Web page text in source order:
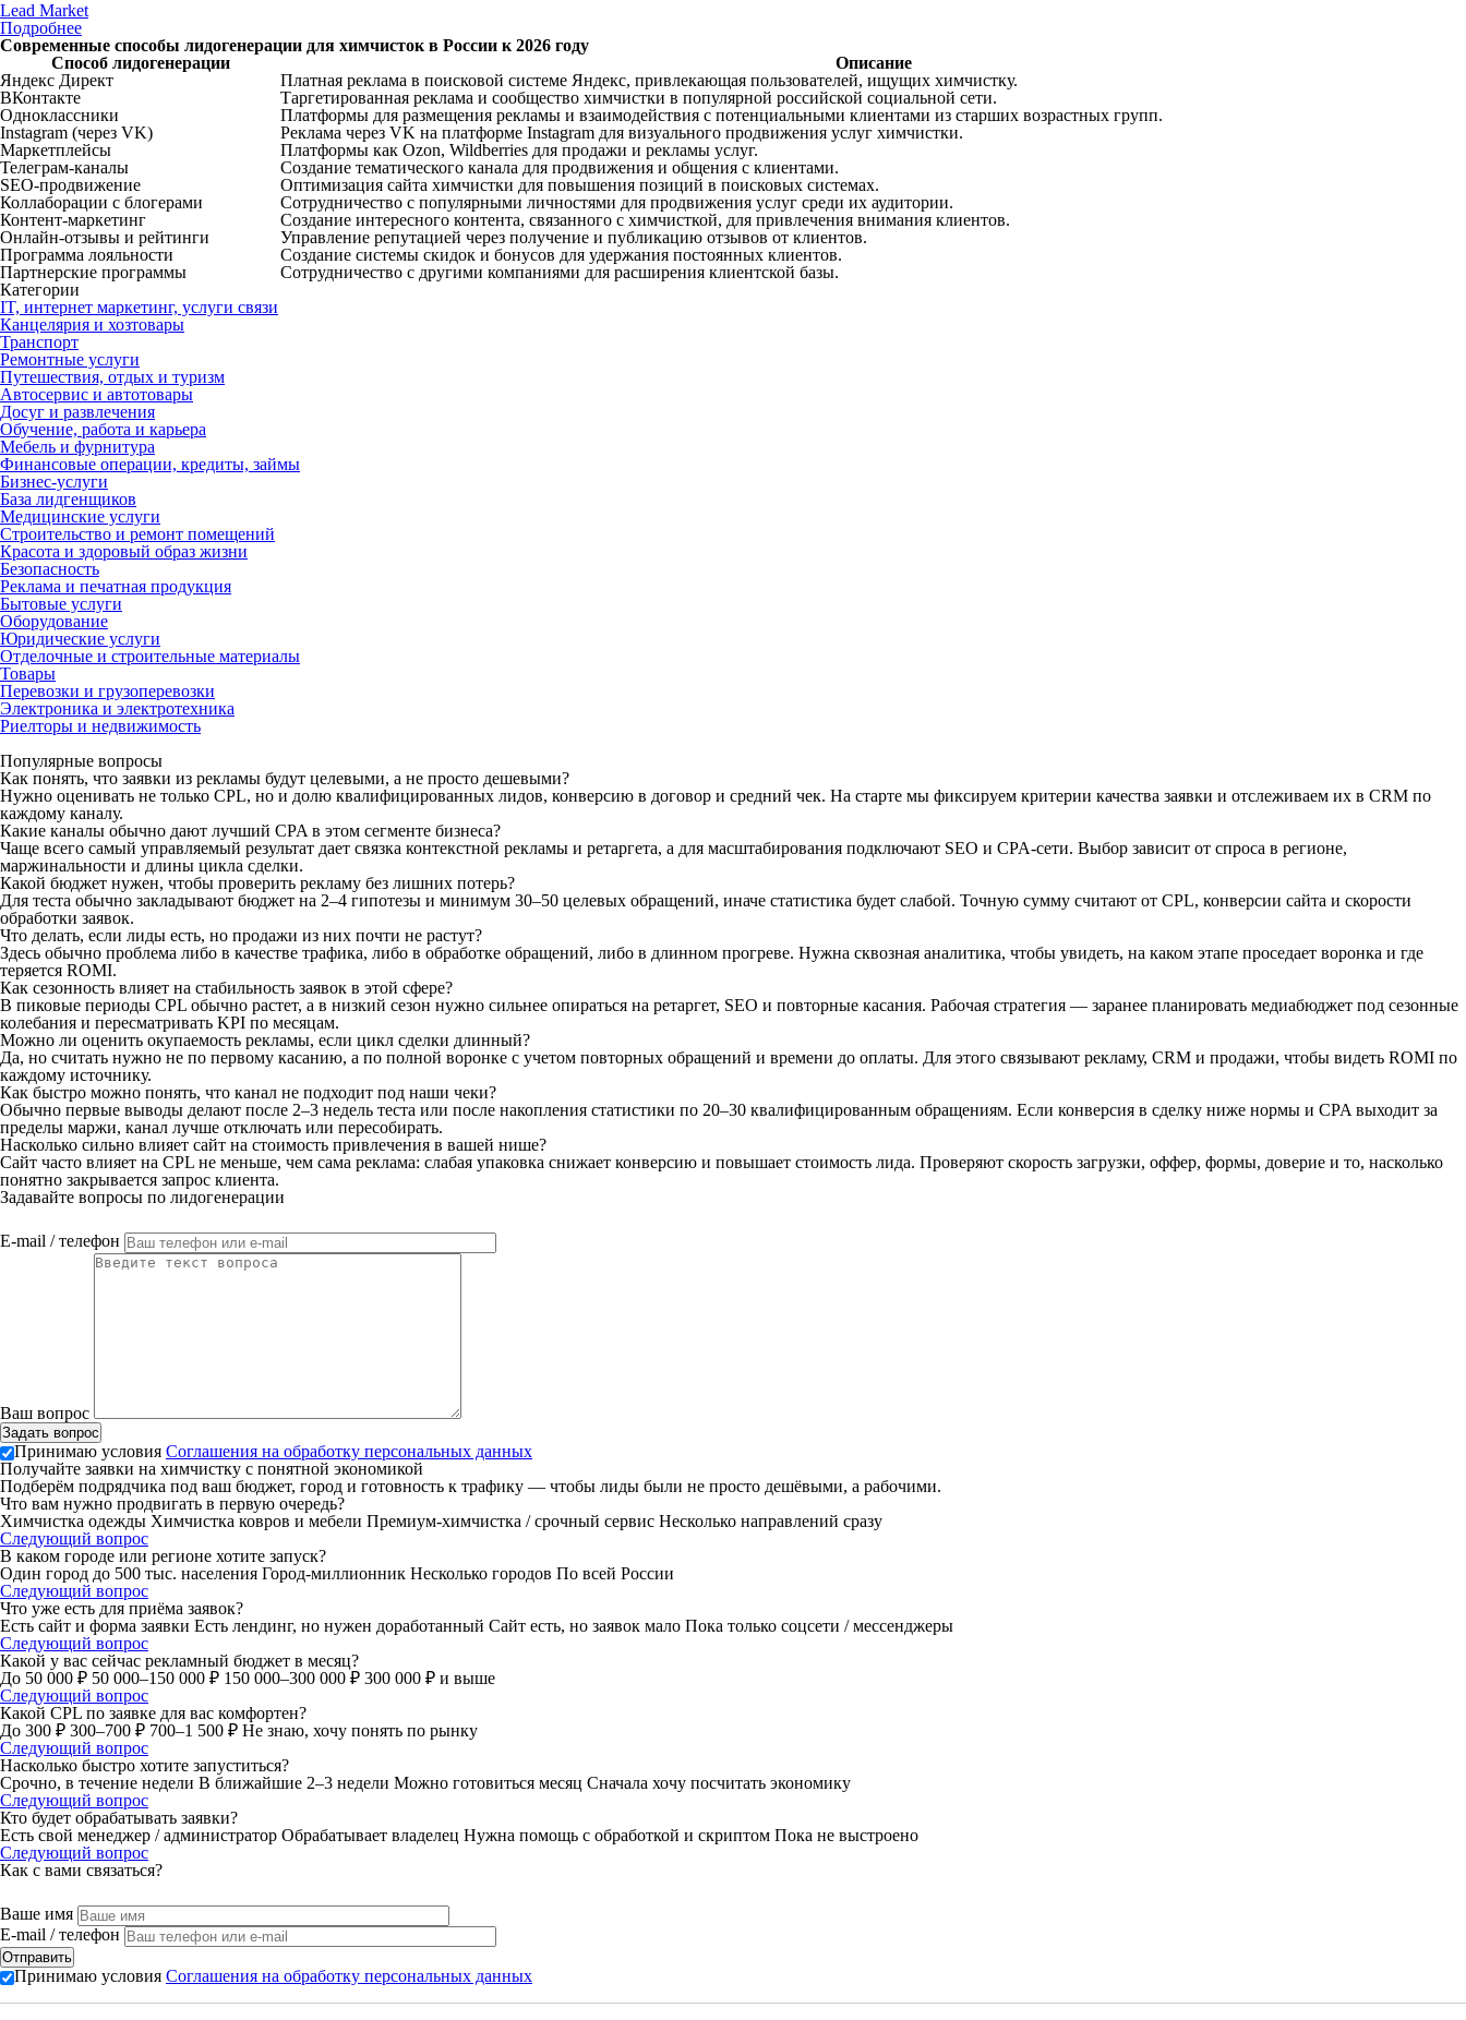
Lead Market
Подробнее
Современные способы лидогенерации для химчисток в России к 2026 году
Способ лидогенерации
Описание
Яндекс Директ
Платная реклама в поисковой системе Яндекс, привлекающая пользователей, ищущих химчистку.
ВКонтакте
Таргетированная реклама и сообщество химчистки в популярной российской социальной сети.
Одноклассники
Платформы для размещения рекламы и взаимодействия с потенциальными клиентами из старших возрастных групп.
Instagram (через VK)
Реклама через VK на платформе Instagram для визуального продвижения услуг химчистки.
Маркетплейсы
Платформы как Ozon, Wildberries для продажи и рекламы услуг.
Телеграм-каналы
Создание тематического канала для продвижения и общения с клиентами.
SEO-продвижение
Оптимизация сайта химчистки для повышения позиций в поисковых системах.
Коллаборации с блогерами
Сотрудничество с популярными личностями для продвижения услуг среди их аудитории.
Контент-маркетинг
Создание интересного контента, связанного с химчисткой, для привлечения внимания клиентов.
Онлайн-отзывы и рейтинги
Управление репутацией через получение и публикацию отзывов от клиентов.
Программа лояльности
Создание системы скидок и бонусов для удержания постоянных клиентов.
Партнерские программы
Сотрудничество с другими компаниями для расширения клиентской базы.
Категории
IT, интернет маркетинг, услуги связи
Канцелярия и хозтовары
Транспорт
Ремонтные услуги
Путешествия, отдых и туризм
Автосервис и автотовары
Досуг и развлечения
Обучение, работа и карьера
Мебель и фурнитура
Финансовые операции, кредиты, займы
Бизнес-услуги
База лидгенщиков
Медицинские услуги
Строительство и ремонт помещений
Красота и здоровый образ жизни
Безопасность
Реклама и печатная продукция
Бытовые услуги
Оборудование
Юридические услуги
Отделочные и строительные материалы
Товары
Перевозки и грузоперевозки
Электроника и электротехника
Риелторы и недвижимость
Популярные вопросы
Как понять, что заявки из рекламы будут целевыми, а не просто дешевыми?
Нужно оценивать не только CPL, но и долю квалифицированных лидов, конверсию в договор и средний чек. На старте мы фиксируем критерии качества заявки и отслеживаем их в CRM по
каждому каналу.
Какие каналы обычно дают лучший CPA в этом сегменте бизнеса?
Чаще всего самый управляемый результат дает связка контекстной рекламы и ретаргета, а для масштабирования подключают SEO и CPA-сети. Выбор зависит от спроса в регионе,
маржинальности и длины цикла сделки.
Какой бюджет нужен, чтобы проверить рекламу без лишних потерь?
Для теста обычно закладывают бюджет на 2–4 гипотезы и минимум 30–50 целевых обращений, иначе статистика будет слабой. Точную сумму считают от CPL, конверсии сайта и скорости
обработки заявок.
Что делать, если лиды есть, но продажи из них почти не растут?
Здесь обычно проблема либо в качестве трафика, либо в обработке обращений, либо в длинном прогреве. Нужна сквозная аналитика, чтобы увидеть, на каком этапе проседает воронка и где
теряется ROMI.
Как сезонность влияет на стабильность заявок в этой сфере?
В пиковые периоды CPL обычно растет, а в низкий сезон нужно сильнее опираться на ретаргет, SEO и повторные касания. Рабочая стратегия — заранее планировать медиабюджет под сезонные
колебания и пересматривать KPI по месяцам.
Можно ли оценить окупаемость рекламы, если цикл сделки длинный?
Да, но считать нужно не по первому касанию, а по полной воронке с учетом повторных обращений и времени до оплаты. Для этого связывают рекламу, CRM и продажи, чтобы видеть ROMI по
каждому источнику.
Как быстро можно понять, что канал не подходит под наши чеки?
Обычно первые выводы делают после 2–3 недель теста или после накопления статистики по 20–30 квалифицированным обращениям. Если конверсия в сделку ниже нормы и CPA выходит за
пределы маржи, канал лучше отключать или пересобирать.
Насколько сильно влияет сайт на стоимость привлечения в вашей нише?
Сайт часто влияет на CPL не меньше, чем сама реклама: слабая упаковка снижает конверсию и повышает стоимость лида. Проверяют скорость загрузки, оффер, формы, доверие и то, насколько
понятно закрывается запрос клиента.
Задавайте вопросы по лидогенерации
E-mail / телефон
Ваш вопрос
Принимаю условия Соглашения на обработку персональных данных
Получайте заявки на химчистку с понятной экономикой
Подберём подрядчика под ваш бюджет, город и готовность к трафику — чтобы лиды были не просто дешёвыми, а рабочими.
Что вам нужно продвигать в первую очередь?
Химчистка одежды Химчистка ковров и мебели Премиум-химчистка / срочный сервис Несколько направлений сразу
Следующий вопрос
В каком городе или регионе хотите запуск?
Один город до 500 тыс. населения Город-миллионник Несколько городов По всей России
Следующий вопрос
Что уже есть для приёма заявок?
Есть сайт и форма заявки Есть лендинг, но нужен доработанный Сайт есть, но заявок мало Пока только соцсети / мессенджеры
Следующий вопрос
Какой у вас сейчас рекламный бюджет в месяц?
До 50 000 ₽ 50 000–150 000 ₽ 150 000–300 000 ₽ 300 000 ₽ и выше
Следующий вопрос
Какой CPL по заявке для вас комфортен?
До 300 ₽ 300–700 ₽ 700–1 500 ₽ Не знаю, хочу понять по рынку
Следующий вопрос
Насколько быстро хотите запуститься?
Срочно, в течение недели В ближайшие 2–3 недели Можно готовиться месяц Сначала хочу посчитать экономику
Следующий вопрос
Кто будет обрабатывать заявки?
Есть свой менеджер / администратор Обрабатывает владелец Нужна помощь с обработкой и скриптом Пока не выстроено
Следующий вопрос
Как с вами связаться?
Ваше имя
E-mail / телефон
Принимаю условия Соглашения на обработку персональных данных